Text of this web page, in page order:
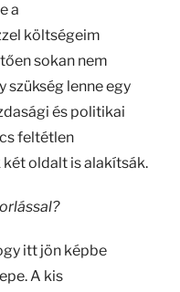
a
költségeim
sokan nem
szükség lenne egy
és politikai
feltétlen
oldalt is alakítsák.
itt jön képbe
A kis